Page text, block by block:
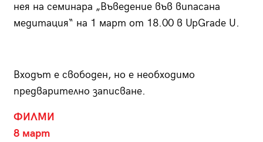
нея на семинара „Въведение във випасана
медитация“ на 1 март от 18.00 в UpGrade U.
Входът е свободен, но е необходимо
предварително записване.
ФИЛМИ
8 март